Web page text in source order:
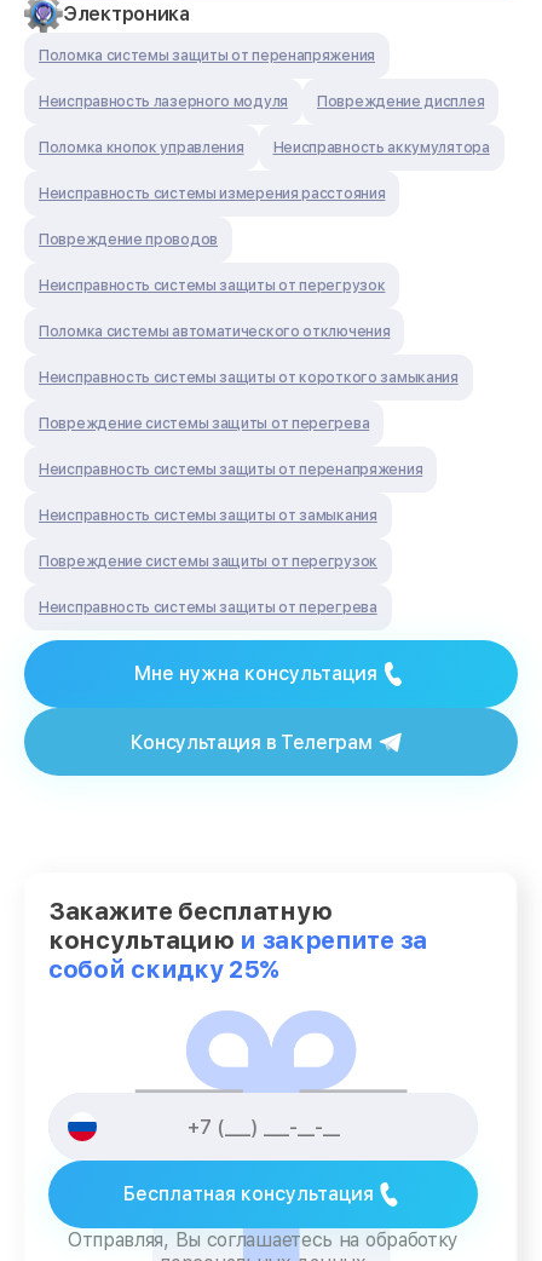
Электроника
Поломка системы защиты от перенапряжения
Неисправность лазерного модуля Повреждение дисплея
Поломка кнопок управления Неисправность аккумулятора
Неисправность системы измерения расстояния
Повреждение проводов
Неисправность системы защиты от перегрузок
Поломка системы автоматического отключения
Неисправность системы защиты от короткого замыкания
Повреждение системы защиты от перегрева
Неисправность системы защиты от перенапряжения
Неисправность системы защиты от замыкания
Повреждение системы защиты от перегрузок
Неисправность системы защиты от перегрева
Мне нужна консультация
Консультация в Телеграм
Закажите бесплатную
консультацию и закрепите за
собой скидку 25%
Бесплатная консультация
Отправляя, Вы соглашаетесь на обработку